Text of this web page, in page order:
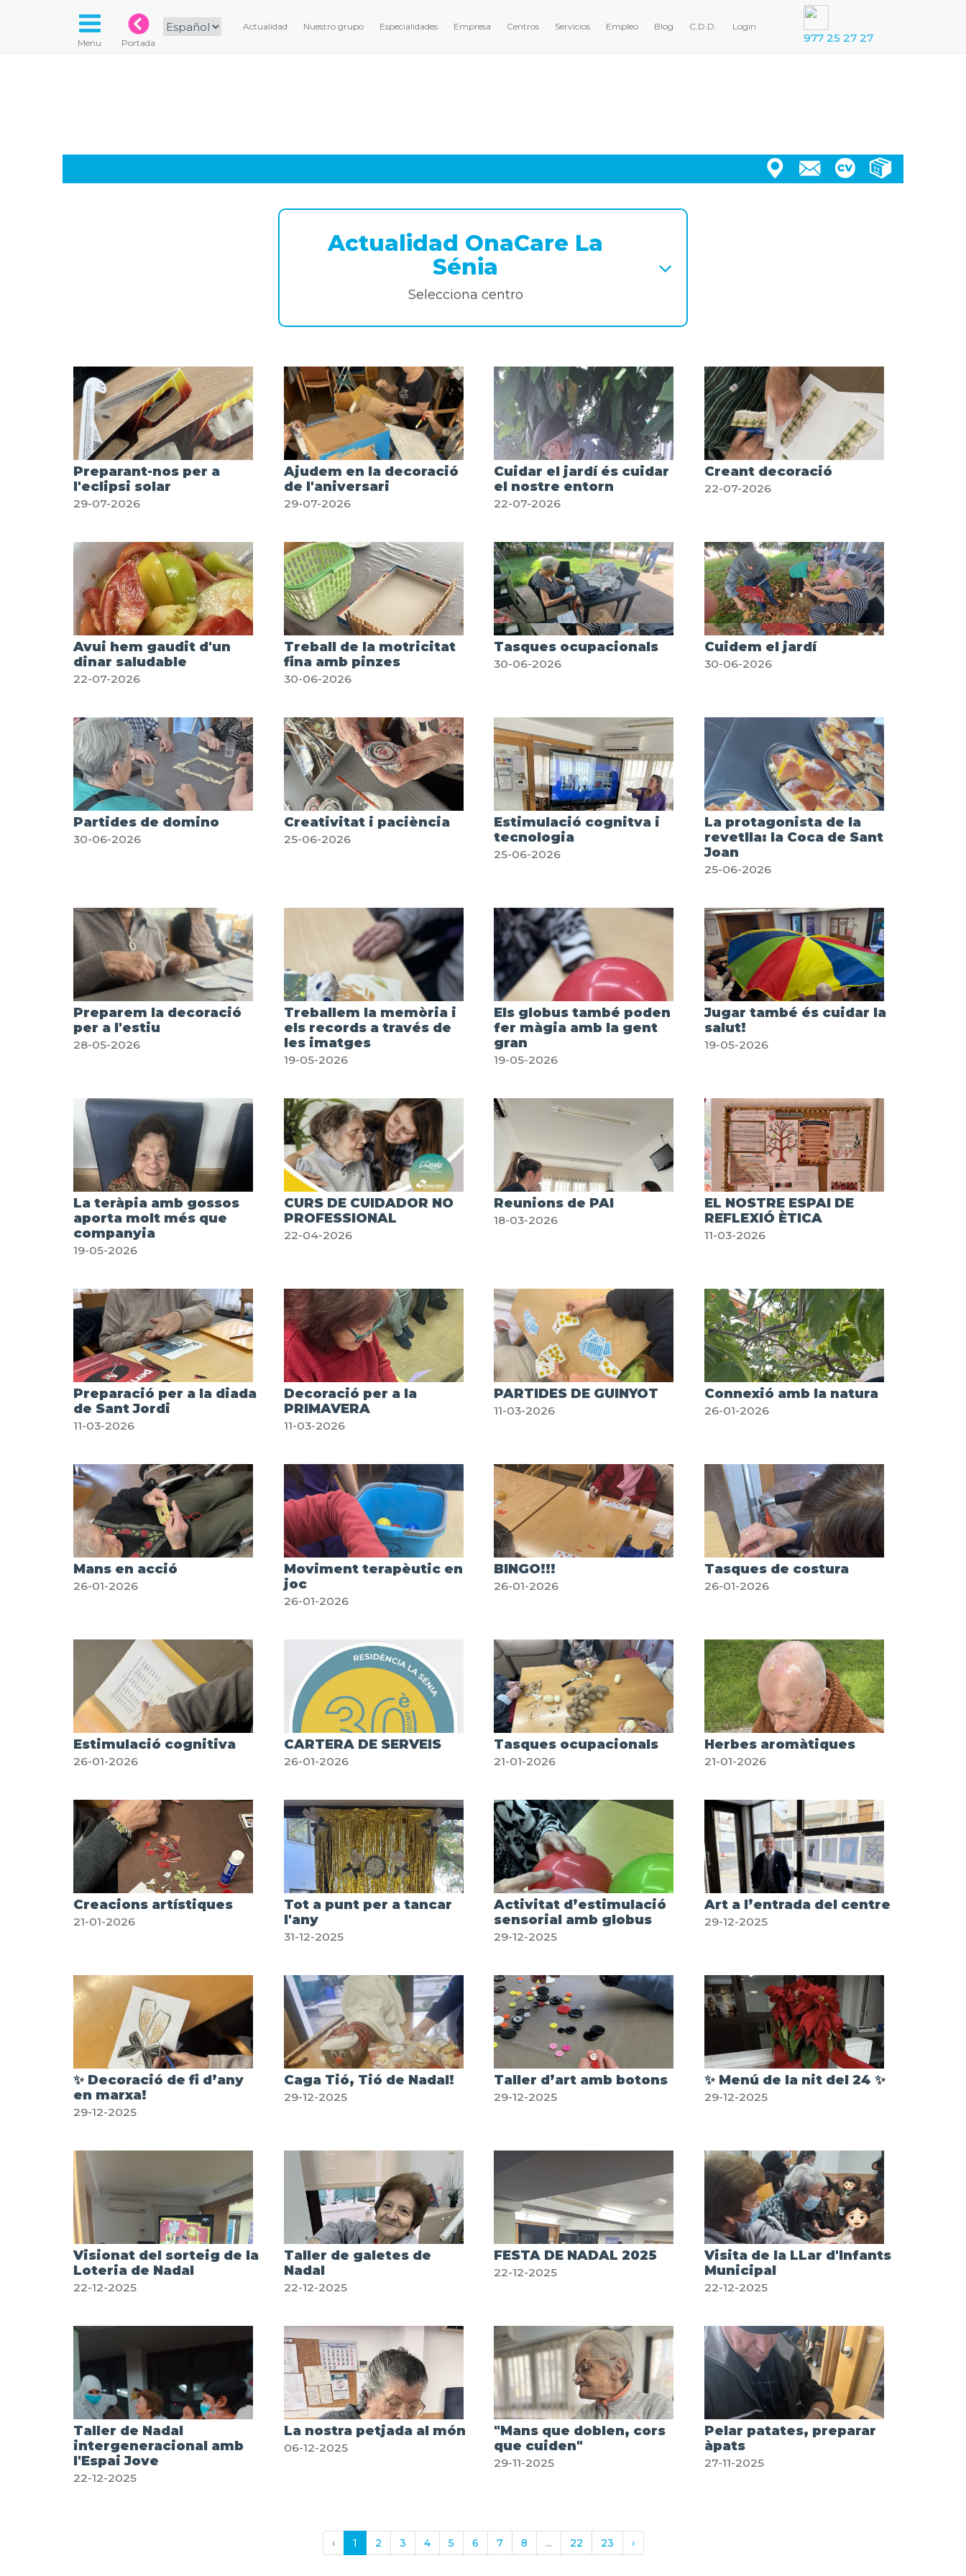
Actualidad Nuestro grupo Especialidades Empresa Centros Servicios Empleo Blog C.D.D. Login
977 25 27 27
Menu Portada
Actualidad OnaCare La
Sénia
Selecciona centro
Preparant-nos per a
l'eclipsi solar
29-07-2026
Ajudem en la decoració
de l'aniversari
29-07-2026
Cuidar el jardí és cuidar
el nostre entorn
22-07-2026
Creant decoració
22-07-2026
Avui hem gaudit d'un
dinar saludable
22-07-2026
Treball de la motricitat
fina amb pinzes
30-06-2026
Tasques ocupacionals
30-06-2026
Cuidem el jardí
30-06-2026
Partides de domino
30-06-2026
Creativitat i paciència
25-06-2026
Estimulació cognitva i
tecnologia
25-06-2026
La protagonista de la
revetlla: la Coca de Sant
Joan
25-06-2026
Preparem la decoració
per a l'estiu
28-05-2026
Treballem la memòria i
els records a través de
les imatges
19-05-2026
Els globus també poden
fer màgia amb la gent
gran
19-05-2026
Jugar també és cuidar la
salut!
19-05-2026
La teràpia amb gossos
aporta molt més que
companyia
19-05-2026
CURS DE CUIDADOR NO
PROFESSIONAL
22-04-2026
Reunions de PAI
18-03-2026
EL NOSTRE ESPAI DE
REFLEXIÓ ÈTICA
11-03-2026
Preparació per a la diada
de Sant Jordi
11-03-2026
Decoració per a la
PRIMAVERA
11-03-2026
PARTIDES DE GUINYOT
11-03-2026
Connexió amb la natura
26-01-2026
Mans en acció
26-01-2026
Moviment terapèutic en
joc
26-01-2026
BINGO!!!
26-01-2026
Tasques de costura
26-01-2026
Estimulació cognitiva
26-01-2026
CARTERA DE SERVEIS
26-01-2026
Tasques ocupacionals
21-01-2026
Herbes aromàtiques
21-01-2026
Creacions artístiques
21-01-2026
Tot a punt per a tancar
l'any
31-12-2025
Activitat d’estimulació
sensorial amb globus
29-12-2025
Art a l’entrada del centre
29-12-2025
✨ Decoració de fi d’any
en marxa!
29-12-2025
Caga Tió, Tió de Nadal!
29-12-2025
Taller d’art amb botons
29-12-2025
✨ Menú de la nit del 24 ✨
29-12-2025
Visionat del sorteig de la
Loteria de Nadal
22-12-2025
Taller de galetes de
Nadal
22-12-2025
FESTA DE NADAL 2025
22-12-2025
Visita de la LLar d'Infants
Municipal
22-12-2025
Taller de Nadal
intergeneracional amb
l'Espai Jove
22-12-2025
La nostra petjada al món
06-12-2025
"Mans que doblen, cors
que cuiden"
29-11-2025
Pelar patates, preparar
àpats
27-11-2025
‹ 1 2 3 4 5 6 7 8 ... 22 23 ›